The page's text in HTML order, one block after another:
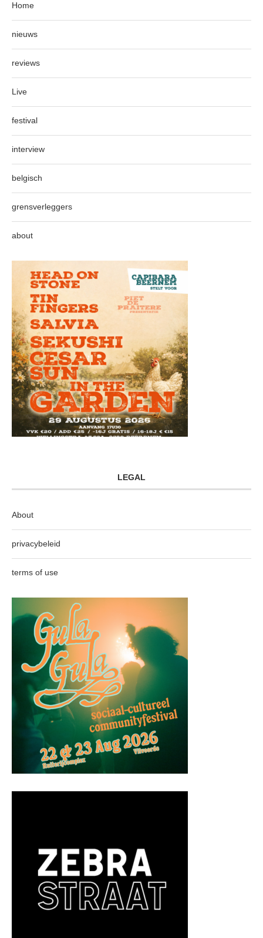
Home
nieuws
reviews
Live
festival
interview
belgisch
grensverleggers
about
LEGAL
About
privacybeleid
terms of use